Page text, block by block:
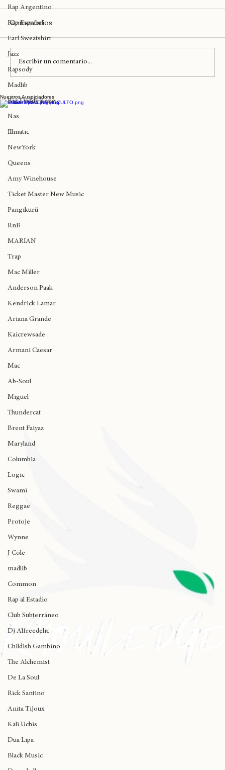
Sofía Gabanna
Rap Argentino
Rap Español
Earl Sweatshirt
Jazz
Rapsody
Madlib
Big Daddy Kane
Nas
Illmatic
NewYork
Queens
Amy Winehouse
Ticket Master New Music
Pangikurü
RnB
MARIAN
Trap
Mac Miller
Anderson Paak
Kendrick Lamar
Ariana Grande
Kaicrewsade
Armani Caesar
Mac
Ab-Soul
Miguel
Thundercat
Brent Faiyaz
Maryland
Columbia
Logic
Swami
Reggae
Protoje
Wynne
J Cole
madlib
Common
Rap al Estadio
Club Subterráneo
Dj Alfreedelic
Childish Gambino
The Alchemist
De La Soul
Rick Santino
Anita Tijoux
Kali Uchis
Dua Lipa
Kybba llega el día viernes a
Comentarios
Escribir un comentario...